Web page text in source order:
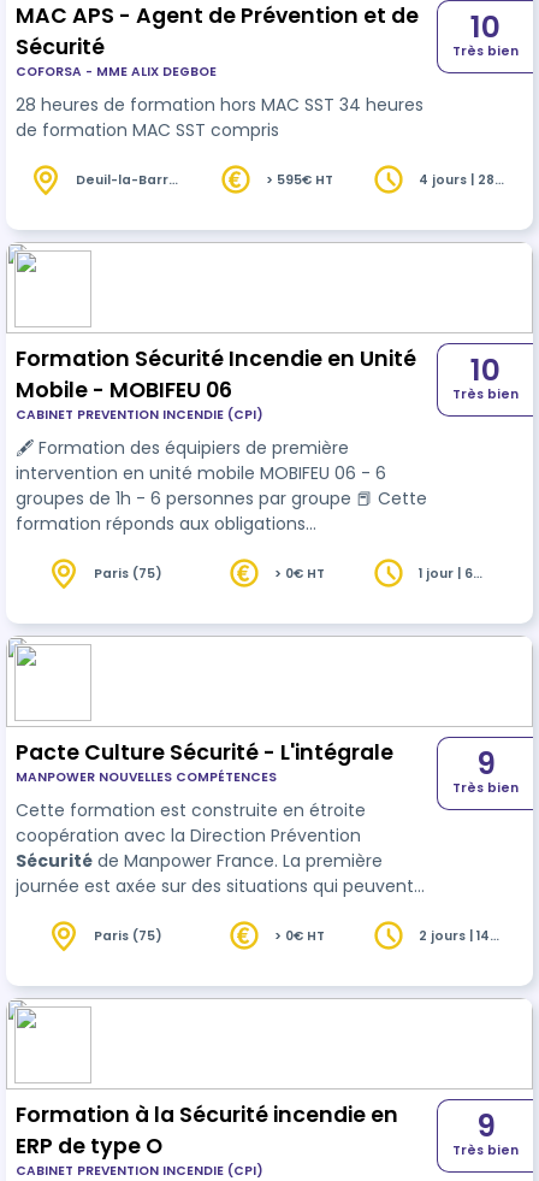
MAC APS - Agent de Prévention et de
Sécurité
COFORSA - MME ALIX DEGBOE
28 heures de formation hors MAC SST 34 heures
de formation MAC SST compris
10
Très bien
Deuil-la-Barre
> 595€ HT
4 jours | 28
Formation Sécurité Incendie en Unité
Mobile - MOBIFEU 06
CABINET PREVENTION INCENDIE (CPI)
🖋 Formation des équipiers de première
intervention en unité mobile MOBIFEU 06 - 6
groupes de 1h - 6 personnes par groupe 📕 Cette
formation réponds aux obligations
39), et aux obligations de formation en ERP
10
Très bien
Paris (75) > 0€ HT
1 jour | 6
Pacte Culture Sécurité - L'intégrale
MANPOWER NOUVELLES COMPÉTENCES
Cette formation est construite en étroite
coopération avec la Direction Prévention
Sécurité de Manpower France. La première
journée est axée sur des situations qui peuvent
milieu professionnel et les comportements
Game. La seconde journée com…
9
Très bien
Paris (75) > 0€ HT
2 jours | 14
Formation à la Sécurité incendie en
ERP de type O
CABINET PREVENTION INCENDIE (CPI)
9
Très bien